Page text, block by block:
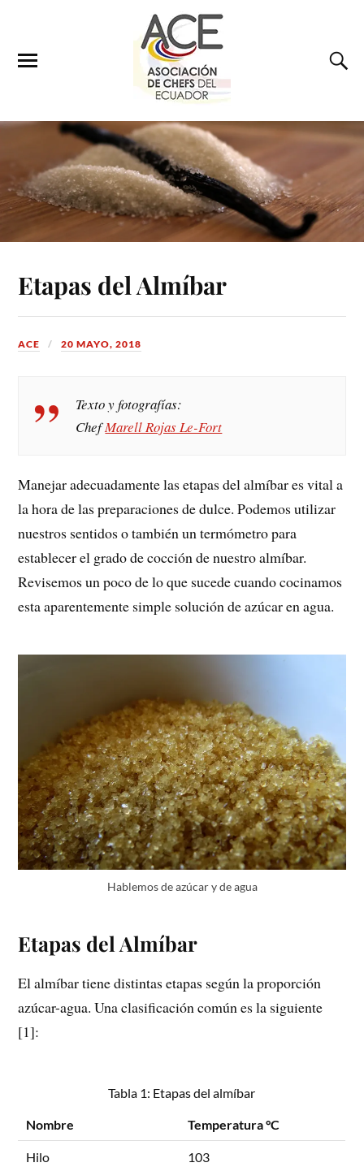
Etapas del Almíbar
ACE 20 MAYO, 2018
Texto y fotografías:
ChefMarell Rojas Le-Fort
Manejar adecuadamente las etapas del almíbar es vital a
la hora de las preparaciones de dulce. Podemos utilizar
nuestros sentidos o también un termómetro para
establecer el grado de cocción de nuestro almíbar.
Revisemos un poco de lo que sucede cuando cocinamos
esta aparentemente simple solución de azúcar en agua.
Hablemos de azúcar y de agua
Etapas del Almíbar
El almíbar tiene distintas etapas según la proporción
azúcar-agua. Una clasificación común es la siguiente
[1]:
Tabla 1: Etapas del almíbar
Nombre Temperatura °C
Hilo 103